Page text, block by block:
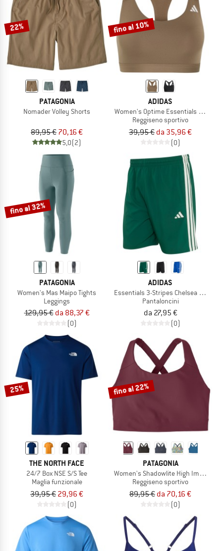
22%
PATAGONIA
Nomader Volley Shorts
89,95 € 70,16 €
5,0(2)
fino al 10%
ADIDAS
Women's Optime Essentials
Reggiseno sportivo
39,95 € da 35,96 €
(0)
fino al 32%
PATAGONIA
Women's Mas Maipo Tights
Leggings
129,95 € da 88,37 €
(0)
ADIDAS
Essentials 3-Stripes Chelsea Lite
Pantaloncini
da 27,95 €
(0)
25%
THE NORTH FACE
24/7 Box NSE S/S Tee
Maglia funzionale
39,95 € 29,96 €
(0)
fino al 22%
PATAGONIA
Women's Shadowlite High Impact
Reggiseno sportivo
89,95 € da 70,16 €
(0)